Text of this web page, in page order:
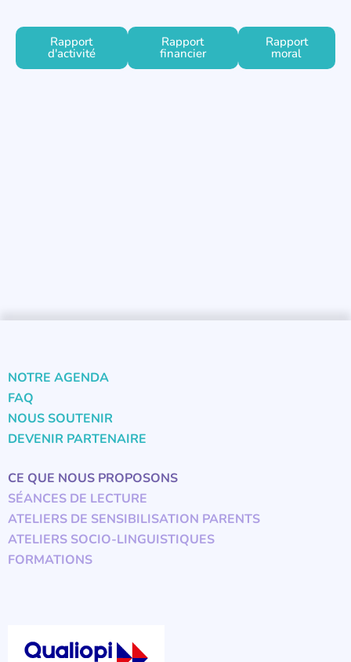
Rapport
d'activité
Rapport
financier
Rapport
moral
NOTRE AGENDA
FAQ
NOUS SOUTENIR
DEVENIR PARTENAIRE
CE QUE NOUS PROPOSONS
SÉANCES DE LECTURE
ATELIERS DE SENSIBILISATION PARENTS
ATELIERS SOCIO-LINGUISTIQUES
FORMATIONS